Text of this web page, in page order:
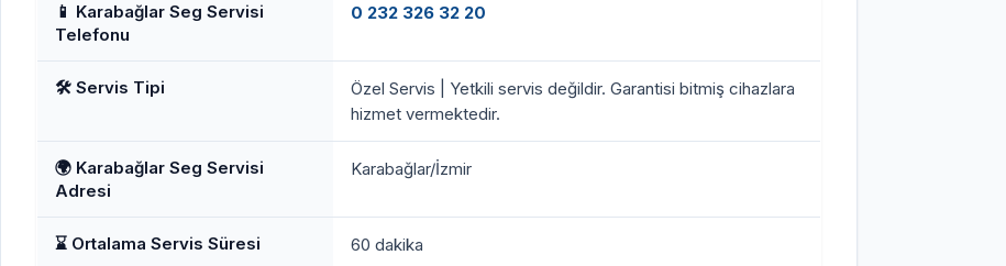
📱 Karabağlar Seg Servisi
Telefonu
0 232 326 32 20
🛠️ Servis Tipi
Özel Servis | Yetkili servis değildir. Garantisi bitmiş cihazlara
hizmet vermektedir.
🌍 Karabağlar Seg Servisi
Adresi
Karabağlar/İzmir
⌛ Ortalama Servis Süresi 60 dakika